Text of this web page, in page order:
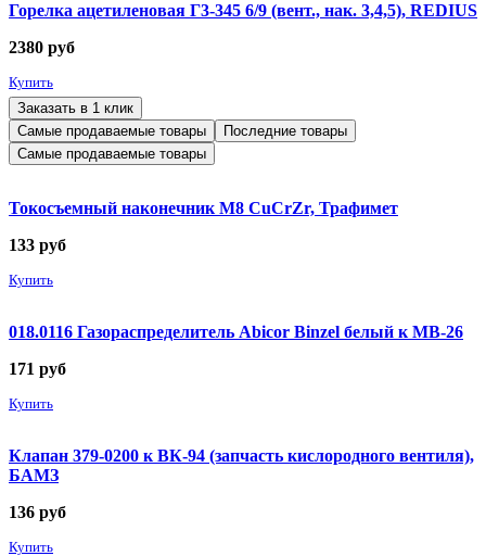
Горелка ацетиленовая Г3-345 6/9 (вент., нак. 3,4,5), REDIUS
2380 руб
Купить
Заказать в 1 клик
Самые продаваемые товары
Последние товары
Самые продаваемые товары
Токосъемный наконечник М8 CuCrZr, Трафимет
133 руб
Купить
018.0116 Газораспределитель Abicor Binzel белый к MB-26
171 руб
Купить
Клапан 379-0200 к ВК-94 (запчасть кислородного вентиля),
БАМЗ
136 руб
Купить